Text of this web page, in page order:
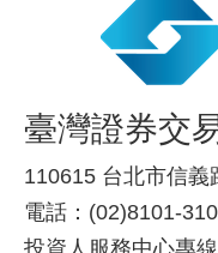
臺灣證券交
110615 台北市信
電話：(02)8101-
投資人服務中心專